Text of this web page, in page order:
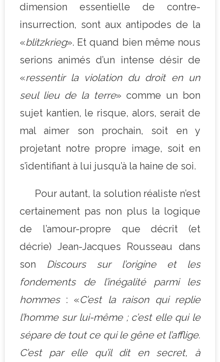
dimension essentielle de contre-
insurrection, sont aux antipodes de la
«blitzkrieg». Et quand bien même nous
serions animés d’un intense désir de
«ressentir la violation du droit en un
seul lieu de la terre» comme un bon
sujet kantien, le risque, alors, serait de
mal aimer son prochain, soit en y
projetant notre propre image, soit en
s’identifiant à lui jusqu’à la haine de soi.
Pour autant, la solution réaliste n’est
certainement pas non plus la logique
de l’amour-propre que décrit (et
décrie) Jean-Jacques Rousseau dans
son Discours sur l’origine et les
fondements de l’inégalité parmi les
hommes: «C’est la raison qui replie
l’homme sur lui-même ; c’est elle qui le
sépare de tout ce qui le gêne et l’afflige.
C’est par elle qu’il dit en secret, à